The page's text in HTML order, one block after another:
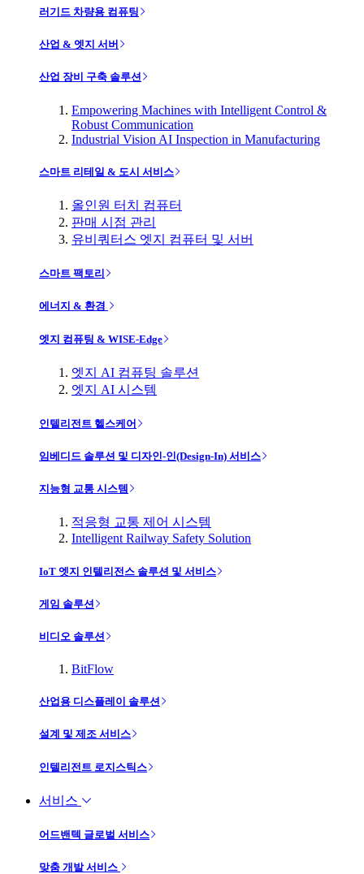
러기드 차량용 컴퓨팅
산업 & 엣지 서버
산업 장비 구축 솔루션
Empowering Machines with Intelligent Control &
Robust Communication
Industrial Vision AI Inspection in Manufacturing
스마트 리테일 & 도시 서비스
올인원 터치 컴퓨터
판매 시점 관리
유비쿼터스 엣지 컴퓨터 및 서버
스마트 팩토리
에너지 & 환경
엣지 컴퓨팅 & WISE-Edge
엣지 AI 컴퓨팅 솔루션
엣지 AI 시스템
인텔리전트 헬스케어
임베디드 솔루션 및 디자인-인(Design-In) 서비스
지능형 교통 시스템
적응형 교통 제어 시스템
Intelligent Railway Safety Solution
IoT 엣지 인텔리전스 솔루션 및 서비스
게임 솔루션
비디오 솔루션
BitFlow
산업용 디스플레이 솔루션
설계 및 제조 서비스
인텔리전트 로지스틱스
서비스
어드밴텍 글로벌 서비스
맞춤 개발 서비스